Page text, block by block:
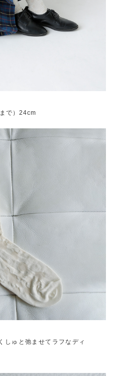
で）24cm
しゅと弛ませてラフなディ